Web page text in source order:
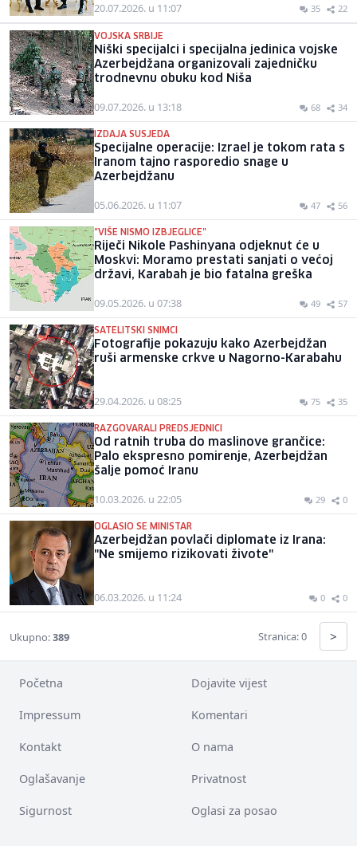
20.07.2026. u 11:07 35 22
VOJSKA SRBIJE
Niški specijalci i specijalna jedinica vojske
Azerbejdžana organizovali zajedničku
trodnevnu obuku kod Niša
09.07.2026. u 13:18 68 34
IZDAJA SUSJEDA
Specijalne operacije: Izrael je tokom rata s
Iranom tajno rasporedio snage u
Azerbejdžanu
05.06.2026. u 11:07 47 56
"VIŠE NISMO IZBJEGLICE"
Riječi Nikole Pashinyana odjeknut će u
Moskvi: Moramo prestati sanjati o većoj
državi, Karabah je bio fatalna greška
09.05.2026. u 07:38 49 57
SATELITSKI SNIMCI
Fotografije pokazuju kako Azerbejdžan
ruši armenske crkve u Nagorno-Karabahu
29.04.2026. u 08:25 75 35
RAZGOVARALI PREDSJEDNICI
Od ratnih truba do maslinove grančice:
Palo ekspresno pomirenje, Azerbejdžan
šalje pomoć Iranu
10.03.2026. u 22:05 29 0
OGLASIO SE MINISTAR
Azerbejdžan povlači diplomate iz Irana:
"Ne smijemo rizikovati živote"
06.03.2026. u 11:24 0 0
Ukupno:389 Stranica: 0 >
Početna Dojavite vijest
Impressum Komentari
Kontakt O nama
Oglašavanje Privatnost
Sigurnost Oglasi za posao